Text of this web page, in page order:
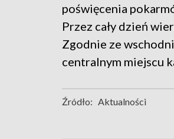
poświęcenia
Przez cały dzień
Zgodnie ze
centralnym miejscu
Źródło: Aktualności